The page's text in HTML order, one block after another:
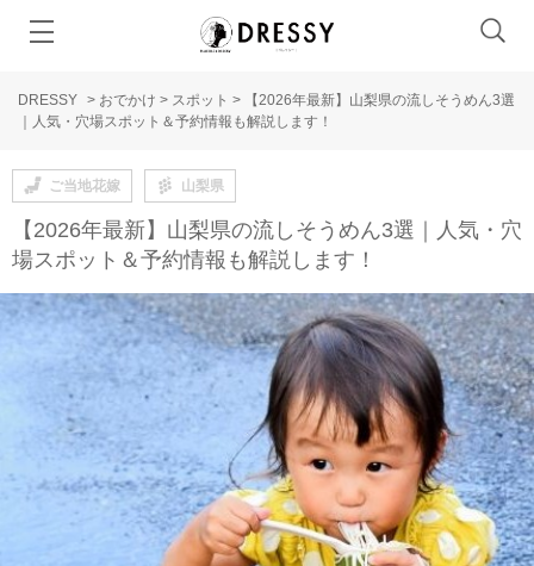
DRESSY > おでかけ > スポット >
【2026年最新】山梨県の流しそうめん3選
｜人気・穴場スポット＆予約情報も解説します！
ご当地花嫁 山梨県
【2026年最新】山梨県の流しそうめん3選｜人気・穴
場スポット＆予約情報も解説します！